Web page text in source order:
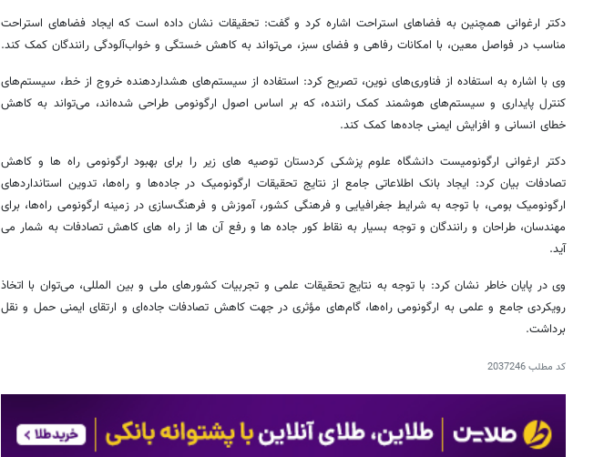
دکتر ارغوانی همچنین به فضاهای استراحت اشاره کرد و گفت: تحقیقات نشان داده است که ایجاد فضاهای استراحت
مناسب در فواصل معین، با امکانات رفاهی و فضای سبز، می‌تواند به کاهش خستگی و خواب‌آلودگی رانندگان کمک کند.
وی با اشاره به استفاده از فناوری‌های نوین، تصریح کرد: استفاده از سیستم‌های هشداردهنده خروج از خط، سیستم‌های
کنترل پایداری و سیستم‌های هوشمند کمک راننده، که بر اساس اصول ارگونومی طراحی شده‌اند، می‌تواند به کاهش
خطای انسانی و افزایش ایمنی جاده‌ها کمک کند.
دکتر ارغوانی ارگونومیست دانشگاه علوم پزشکی کردستان توصیه های زیر را برای بهبود ارگونومی راه ها و کاهش
تصادفات بیان کرد: ایجاد بانک اطلاعاتی جامع از نتایج تحقیقات ارگونومیک در جاده‌ها و راه‌ها، تدوین استانداردهای
ارگونومیک بومی، با توجه به شرایط جغرافیایی و فرهنگی کشور، آموزش و فرهنگ‌سازی در زمینه ارگونومی راه‌ها، برای
مهندسان، طراحان و رانندگان و توجه بسیار به نقاط کور جاده ها و رفع آن ها از راه های کاهش تصادفات به شمار می
آید.
وی در پایان خاطر نشان کرد: با توجه به نتایج تحقیقات علمی و تجربیات کشورهای ملی و بین المللی، می‌توان با اتخاذ
رویکردی جامع و علمی به ارگونومی راه‌ها، گام‌های مؤثری در جهت کاهش تصادفات جاده‌ای و ارتقای ایمنی حمل و نقل
برداشت.
کد مطلب2037246